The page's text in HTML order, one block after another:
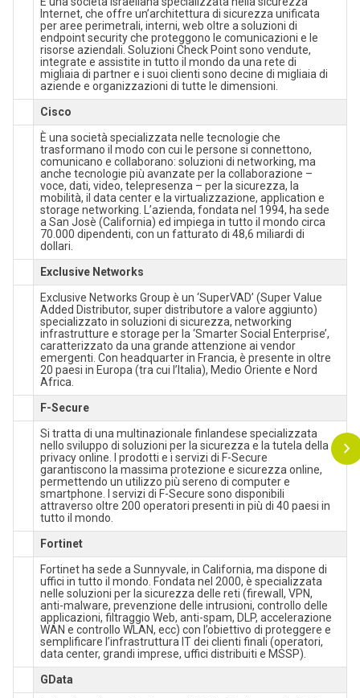
Internet, che offre un’architettura di sicurezza unificata
per aree perimetrali, interni, web oltre a soluzioni di
endpoint security che proteggono le comunicazioni e le
risorse aziendali. Soluzioni Check Point sono vendute,
integrate e assistite in tutto il mondo da una rete di
migliaia di partner e i suoi clienti sono decine di migliaia di
aziende e organizzazioni di tutte le dimensioni.
Cisco
È una società specializzata nelle tecnologie che
trasformano il modo con cui le persone si connettono,
comunicano e collaborano: soluzioni di networking, ma
anche tecnologie più avanzate per la collaborazione –
voce, dati, video, telepresenza – per la sicurezza, la
mobilità, il data center e la virtualizzazione, application e
storage networking. L’azienda, fondata nel 1994, ha sede
a San Josè (California) ed impiega in tutto il mondo circa
70.000 dipendenti, con un fatturato di 48,6 miliardi di
dollari.
Exclusive Networks
Exclusive Networks Group è un ‘SuperVAD’ (Super Value
Added Distributor, super distributore a valore aggiunto)
specializzato in soluzioni di sicurezza, networking
infrastrutture e storage per la ‘Smarter Social Enterprise’,
caratterizzato da una grande attenzione ai vendor
emergenti. Con headquarter in Francia, è presente in oltre
20 paesi in Europa (tra cui l’Italia), Medio Oriente e Nord
Africa.
F-Secure
Si tratta di una multinazionale finlandese specializzata
nello sviluppo di soluzioni per la sicurezza e la tutela della
privacy online. I prodotti e i servizi di F-Secure
garantiscono la massima protezione e sicurezza online,
permettendo un utilizzo più sereno di computer e
smartphone. I servizi di F-Secure sono disponibili
attraverso oltre 200 operatori presenti in più di 40 paesi in
tutto il mondo.
Fortinet
Fortinet ha sede a Sunnyvale, in California, ma dispone di
uffici in tutto il mondo. Fondata nel 2000, è specializzata
nelle soluzioni per la sicurezza delle reti (firewall, VPN,
anti-malware, prevenzione delle intrusioni, controllo delle
applicazioni, filtraggio Web, anti-spam, DLP, accelerazione
WAN e controllo WLAN, ecc) con l’obiettivo di proteggere e
semplificare l’infrastruttura IT dei clienti finali (operatori,
data center, grandi imprese, uffici distribuiti e MSSP).
GData